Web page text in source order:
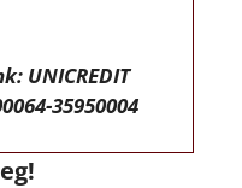
UNICREDIT
35950004